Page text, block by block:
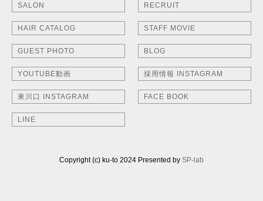
SALON RECRUIT
HAIR CATALOG STAFF MOVIE
GUEST PHOTO BLOG
YOUTUBE動画 採用情報 INSTAGRAM
東川口 INSTAGRAM FACE BOOK
LINE
Copyright (c) ku-to 2024 Presented by SP-lab